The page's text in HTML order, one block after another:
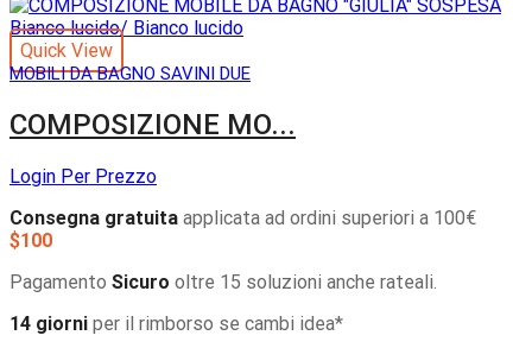
Quick View
MOBILI DA BAGNO SAVINI DUE
COMPOSIZIONE MO...
Login Per Prezzo
Consegna gratuita applicata ad ordini superiori a 100€
$100
Pagamento Sicuro oltre 15 soluzioni anche rateali.
14 giorni per il rimborso se cambi idea*